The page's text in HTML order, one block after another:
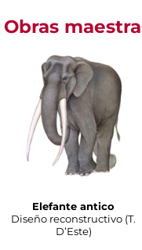
Obras
Elefante antico
Diseño reconstructivo (T.
D’Este)